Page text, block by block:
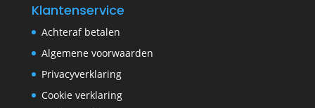
Klantenservice
Achteraf betalen
Algemene voorwaarden
Privacyverklaring
Cookie verklaring